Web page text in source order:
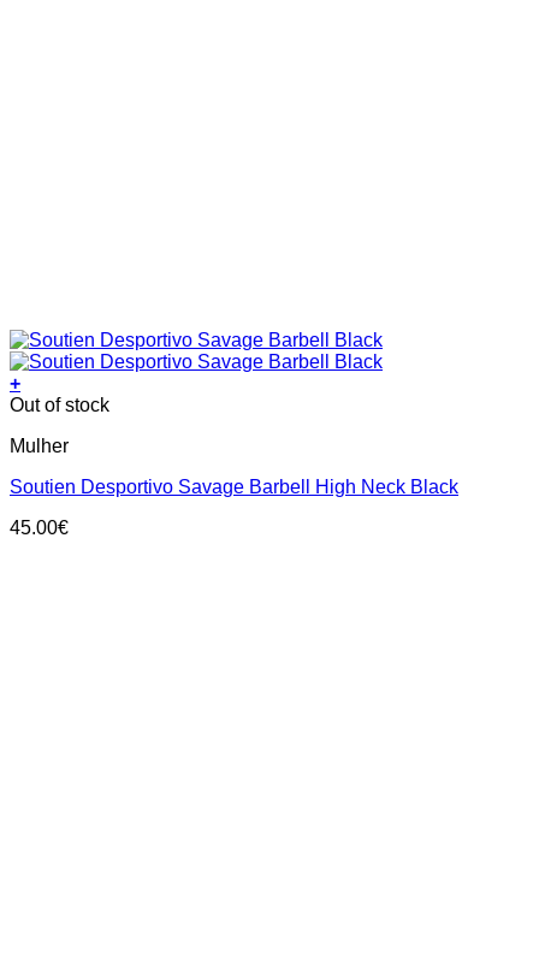
+
This
has
variants.
options
Out of stock
Mulher
Soutien Desportivo Savage Barbell High Neck Black
45.00€